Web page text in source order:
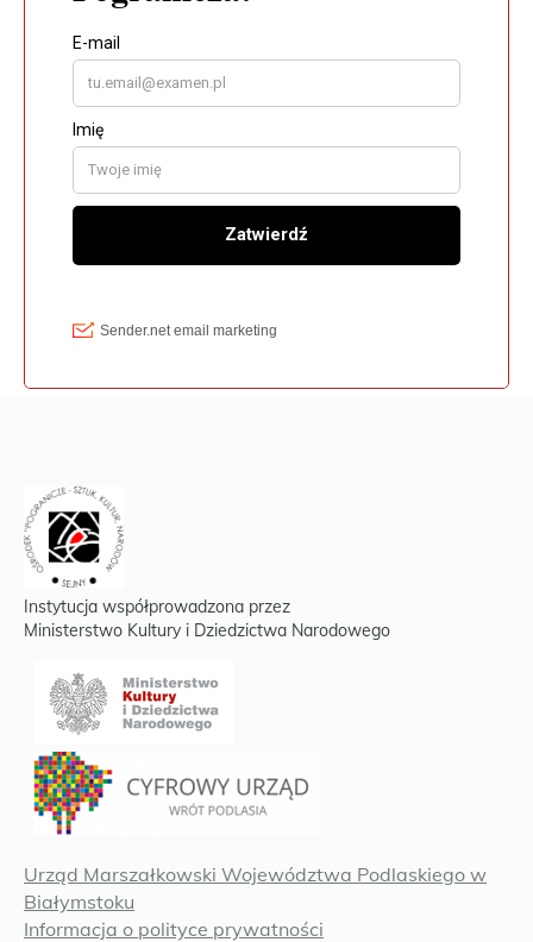
Instytucja współprowadzona przez
Ministerstwo Kultury i Dziedzictwa Narodowego
Urząd Marszałkowski Województwa Podlaskiego w
Białymstoku
Informacja o polityce prywatności